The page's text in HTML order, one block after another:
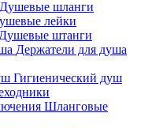
Душевые шланги
лейки
Душевые штанги
Держатели для душа
Гигиенический душ
Шланговые